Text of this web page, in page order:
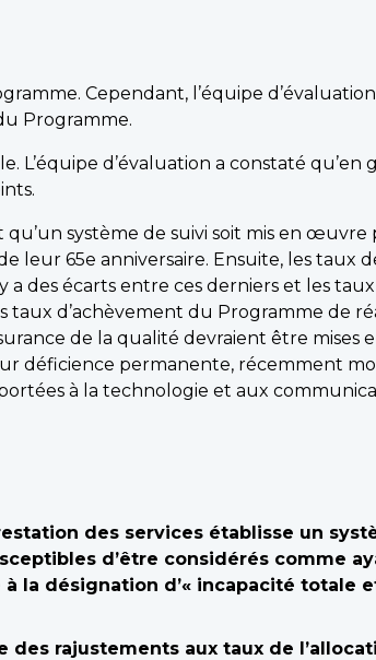
Cependant, l’équipe
Programme.
d’évaluation a constaté qu’en
qu’un système de suivi soit mis en œuvre
leur 65e anniversaire. Ensuite, les taux
des écarts entre ces derniers et les
taux d’achèvement du Programme de
de la qualité devraient être
déficience permanente, récemment
à la technologie et aux
des services établisse un
d’être considérés comme
désignation d’« incapacité totale
rajustements aux taux de